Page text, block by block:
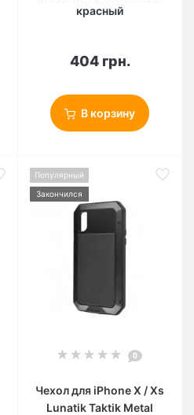
красный
404 грн.
В корзину
Популярный
Закончился
0
Чехол для iPhone X / Xs
Lunatik Taktik Metal